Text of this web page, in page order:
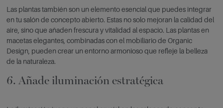
Las plantas también son un elemento esencial que puedes integrar
en tu salón de concepto abierto. Estas no solo mejoran la calidad del
aire, sino que añaden frescura y vitalidad al espacio. Las plantas en
macetas elegantes, combinadas con el mobiliario de Organic
Design, pueden crear un entorno armonioso que refleje la belleza
de la naturaleza.
6. Añade iluminación estratégica